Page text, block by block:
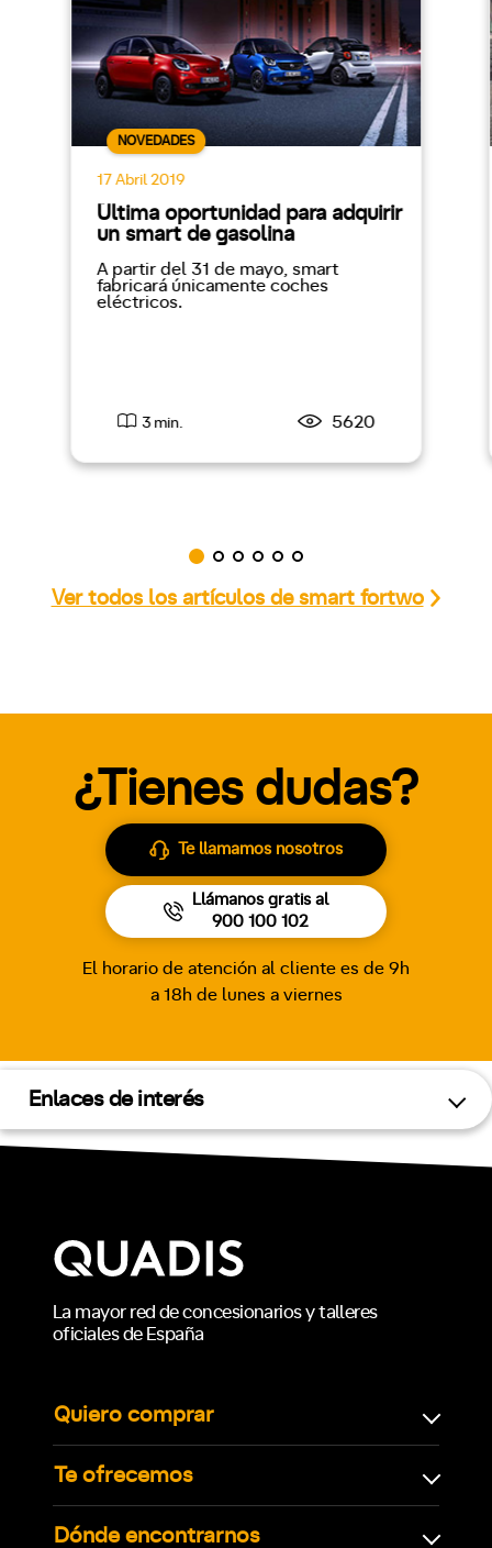
NOVEDADES
17 Abril 2019
Última oportunidad para adquirir
un smart de gasolina
A partir del 31 de mayo, smart
fabricará únicamente coches
eléctricos.
3 min. 5620
Ver todos los artículos de smart fortwo
¿Tienes dudas?
Te llamamos nosotros
Llámanos gratis al
900 100 102
El horario de atención al cliente es de 9h
a 18h de lunes a viernes
Enlaces de interés
La mayor red de concesionarios y talleres
oficiales de España
Quiero comprar
Te ofrecemos
Dónde encontrarnos